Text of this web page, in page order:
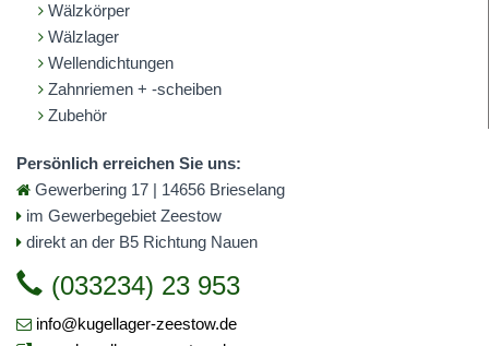
Wälzkörper
Wälzlager
Wellendichtungen
Zahnriemen + -scheiben
Zubehör
Persönlich erreichen Sie uns:
Gewerbering 17 | 14656 Brieselang
im Gewerbegebiet Zeestow
direkt an der B5 Richtung Nauen
(033234) 23 953
info@kugellager-zeestow.de